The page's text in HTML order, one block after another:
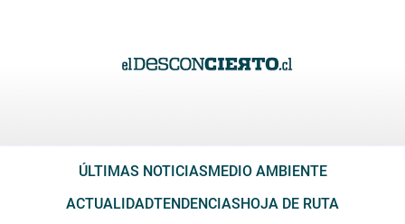
ÚLTIMAS NOTICIASMEDIO AMBIENTE
ACTUALIDADTENDENCIASHOJA DE RUTA